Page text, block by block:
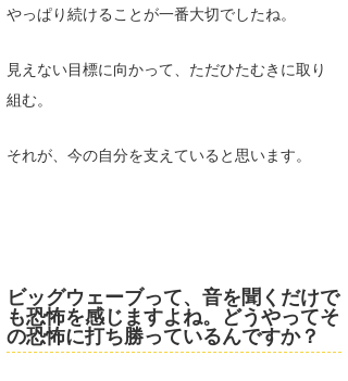
やっぱり続けることが一番大切でしたね。
見えない目標に向かって、ただひたむきに取り
組む。
それが、今の自分を支えていると思います。
ビッグウェーブって、音を聞くだけで
も恐怖を感じますよね。どうやってそ
の恐怖に打ち勝っているんですか？